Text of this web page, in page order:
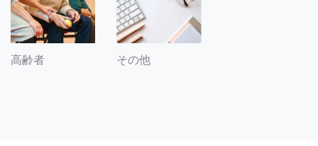
高齢者 その他